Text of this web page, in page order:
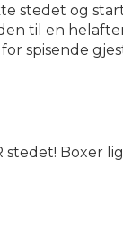
stedet og
til en
spisende
Boxer